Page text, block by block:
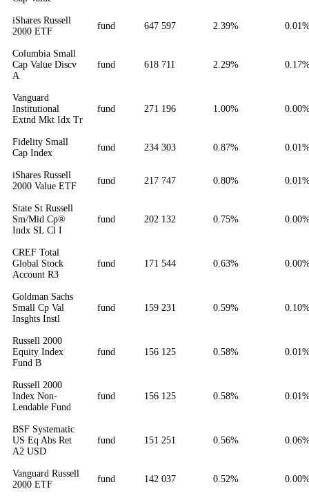
iShares Russell
2000 ETF
fund 647 597 2.39%
Columbia Small
Cap Value Discv
A
fund 618 711 2.29%
Vanguard
Institutional
Extnd Mkt Idx Tr
fund 271 196 1.00%
Fidelity Small
Cap Index
fund 234 303 0.87%
iShares Russell
2000 Value ETF
fund 217 747 0.80%
State St Russell
Sm/Mid Cp®
Indx SL Cl I
fund 202 132 0.75%
CREF Total
Global Stock
Account R3
fund 171 544 0.63%
Goldman Sachs
Small Cp Val
Insghts Instl
fund 159 231 0.59%
Russell 2000
Equity Index
Fund B
fund 156 125 0.58%
Russell 2000
Index Non-
Lendable Fund
fund 156 125 0.58%
BSF Systematic
US Eq Abs Ret
A2 USD
fund 151 251 0.56%
Vanguard Russell
2000 ETF
fund 142 037 0.52%